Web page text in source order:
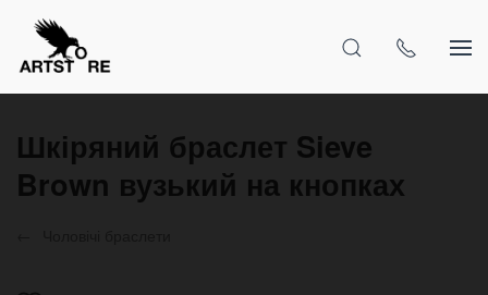
Шкіряний браслет Sieve
Brown вузький на кнопках